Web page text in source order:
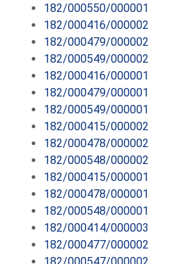
182/000550/000001
182/000416/000002
182/000479/000002
182/000549/000002
182/000416/000001
182/000479/000001
182/000549/000001
182/000415/000002
182/000478/000002
182/000548/000002
182/000415/000001
182/000478/000001
182/000548/000001
182/000414/000003
182/000477/000002
182/000547/000002